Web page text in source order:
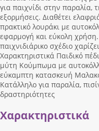
για παιχνίδι στην παραλία,
εξορμήσεις. Διαθέτει
πρακτικό λουράκι με
εφαρμογή και εύκολη
παιχνιδιάρικο σχέδιο
Χαρακτηριστικά Παιδικό
μύτη Κούμπωμα με
εύκαμπτη κατασκευή
Κατάλληλο για παραλία,
δραστηριότητες
Χαρακτηριστικά